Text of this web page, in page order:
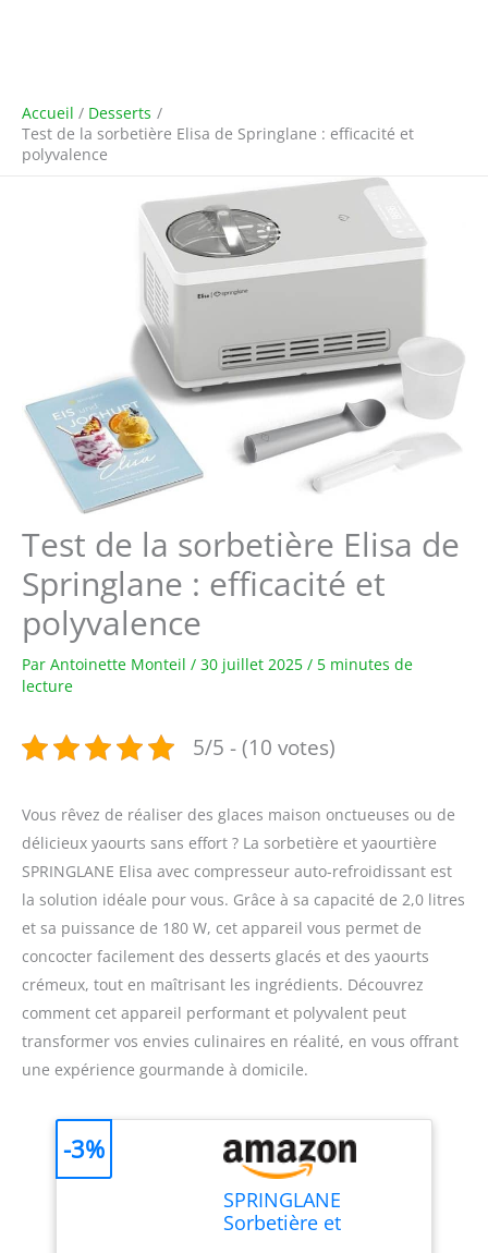
Accueil
Desserts
Test de la sorbetière Elisa de Springlane : efficacité et
polyvalence
Test de la sorbetière Elisa de
Springlane : efficacité et
polyvalence
Par Antoinette Monteil / 30 juillet 2025 / 5 minutes de
lecture
5/5 - (10 votes)
Vous rêvez de réaliser des glaces maison onctueuses ou de
délicieux yaourts sans effort ? La sorbetière et yaourtière
SPRINGLANE Elisa avec compresseur auto-refroidissant est
la solution idéale pour vous. Grâce à sa capacité de 2,0 litres
et sa puissance de 180 W, cet appareil vous permet de
concocter facilement des desserts glacés et des yaourts
crémeux, tout en maîtrisant les ingrédients. Découvrez
comment cet appareil performant et polyvalent peut
transformer vos envies culinaires en réalité, en vous offrant
une expérience gourmande à domicile.
SPRINGLANE
Sorbetière et
-3%